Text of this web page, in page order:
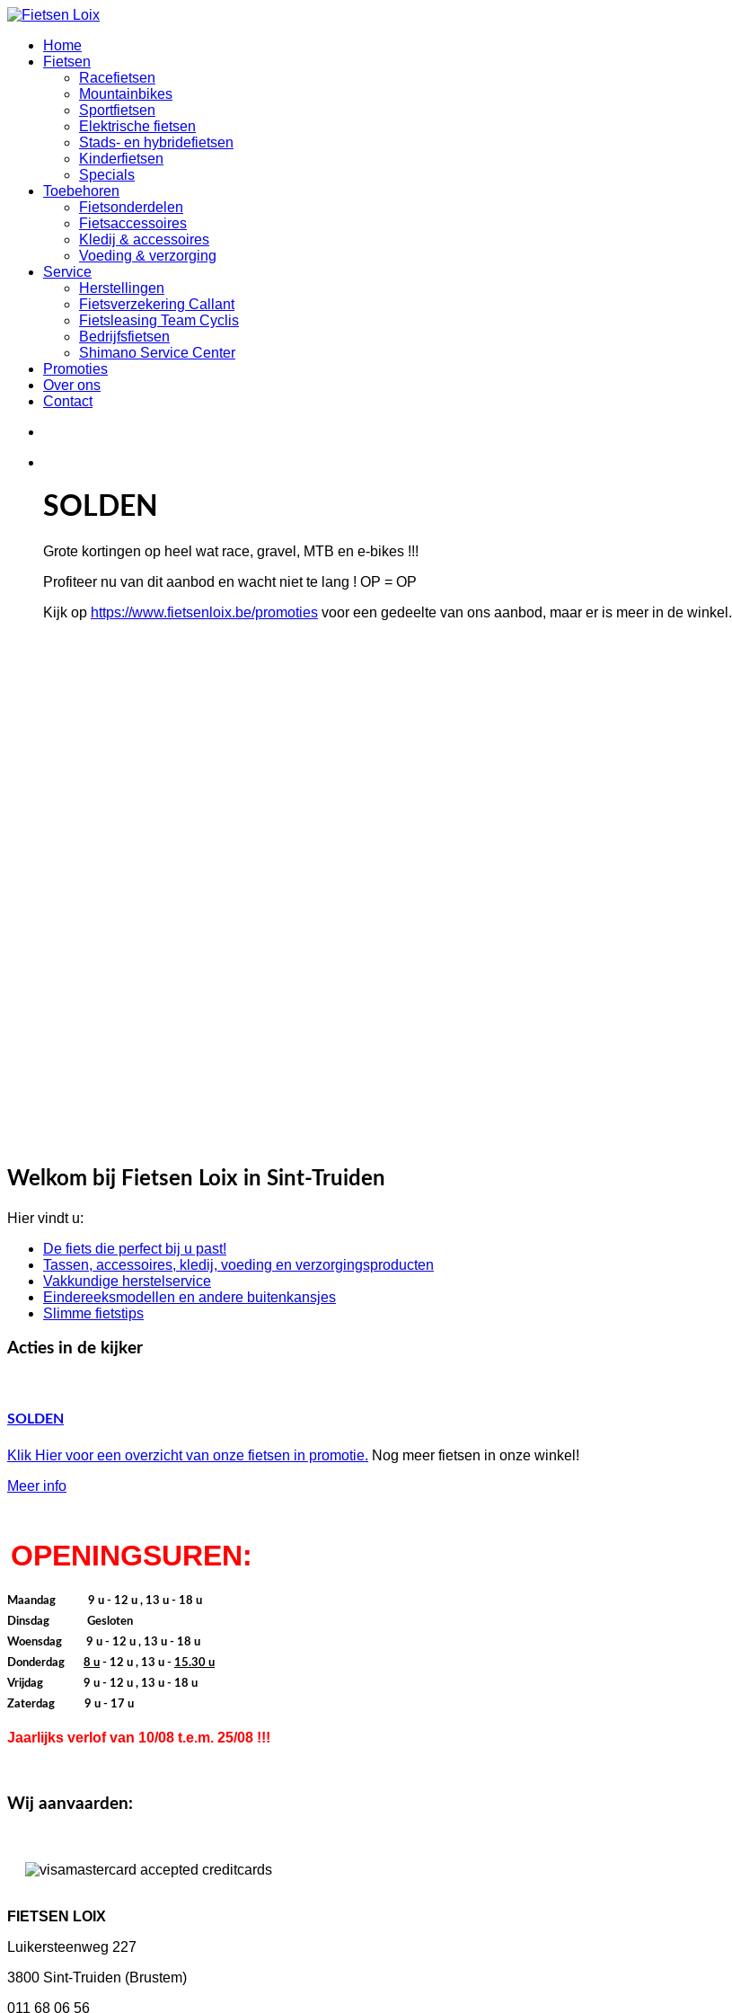
Home
Fietsen
Racefietsen
Mountainbikes
Sportfietsen
Elektrische fietsen
Stads- en hybridefietsen
Kinderfietsen
Specials
Toebehoren
Fietsonderdelen
Fietsaccessoires
Kledij & accessoires
Voeding & verzorging
Service
Herstellingen
Fietsverzekering Callant
Fietsleasing Team Cyclis
Bedrijfsfietsen
Shimano Service Center
Promoties
Over ons
Contact
SOLDEN
Grote kortingen op heel wat race, gravel, MTB en e-bikes !!!
Profiteer nu van dit aanbod en wacht niet te lang ! OP = OP
Kijk op https://www.fietsenloix.be/promoties voor een gedeelte van ons aanbod, maar er is meer in de winkel.
Welkom bij Fietsen Loix in Sint-Truiden
Hier vindt u:
De fiets die perfect bij u past!
Tassen, accessoires, kledij, voeding en verzorgingsproducten
Vakkundige herstelservice
Eindereeksmodellen en andere buitenkansjes
Slimme fietstips
Acties in de kijker
SOLDEN
Klik Hier voor een overzicht van onze fietsen in promotie. Nog meer fietsen in onze winkel!
Meer info
OPENINGSUREN:
Maandag
9 u - 12 u , 13 u - 18 u
Dinsdag Gesloten
Woensdag 9 u - 12 u , 13 u - 18 u
Donderdag 8 u - 12 u , 13 u - 15.30 u
Vrijdag 9 u - 12 u , 13 u - 18 u
Zaterdag 9 u - 17 u
Jaarlijks verlof van 10/08 t.e.m. 25/08 !!!
Wij aanvaarden:
FIETSEN LOIX
Luikersteenweg 227
3800 Sint-Truiden (Brustem)
011 68 06 56